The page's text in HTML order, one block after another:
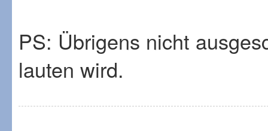
PS: Übrigens nicht
lauten wird.